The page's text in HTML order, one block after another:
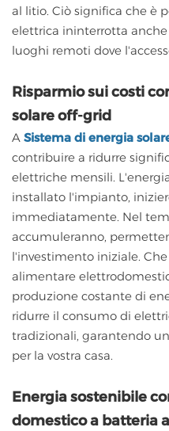
al litio. Ciò significa che è
elettrica ininterrotta
luoghi remoti dove
Risparmio sui costi
solare off-grid
A Sistema di energia
contribuire a ridurre
elettriche mensili.
installato l'impianto,
immediatamente. Nel
accumuleranno,
l'investimento iniziale.
alimentare
produzione costante di
ridurre il consumo di
tradizionali, garantendo
per la vostra casa.
Energia sostenibile
domestico a batteria